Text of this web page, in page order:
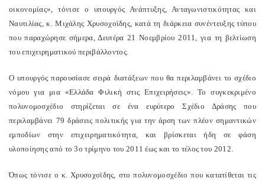
οικονομίας», τόνισε ο υπουργός Ανάπτυξης, Ανταγωνιστικότητας και
Ναυτιλίας, κ. Μιχάλης Χρυσοχοϊδης, κατά τη διάρκεια συνέντευξης τύπου
που παραχώρησε σήμερα, Δευτέρα 21 Νοεμβρίου 2011, για τη βελτίωση
του επιχειρηματικού περιβάλλοντος.
Ο υπουργός παρουσίασε σειρά διατάξεων που θα περιλαμβάνει το σχέδιο
νόμου για μια «Ελλάδα Φιλική στις Επιχειρήσεις». Το συγκεκριμένο
πολυνομοσχέδιο στηρίζεται σε ένα ευρύτερο Σχέδιο Δράσης που
περιλαμβάνει 79 δράσεις πολιτικής για την άρση των πλέον σημαντικών
εμποδίων στην επιχειρηματικότητα, και βρίσκεται ήδη σε φάση
υλοποίησης από το 3ο τρίμηνο του 2011 έως και το τέλος του 2012.
Όπως τόνισε ο κ. Χρυσοχοϊδης, στο πολυνομοσχέδιο που κατατίθεται τις